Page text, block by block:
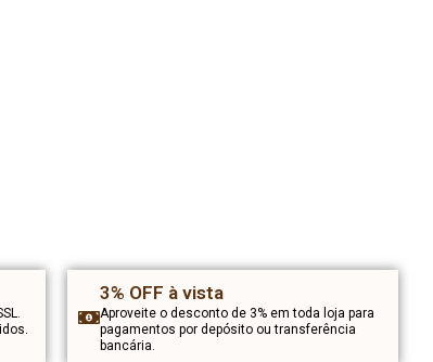
3% OFF à vista
Aproveite o desconto de 3% em toda loja para
pagamentos por depósito ou transferência
bancária.